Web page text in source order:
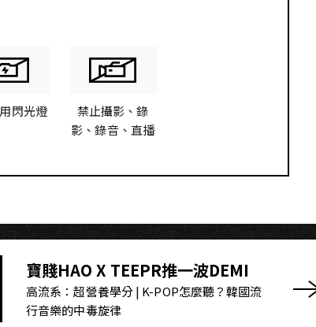
閃光燈
禁止攝影、錄
影、錄音、直播
寶賤HAO X TEEPR推一波DEMI
高流系：超營養學分 | K-POP怎麼聽？韓國流
行音樂的中毒旋律